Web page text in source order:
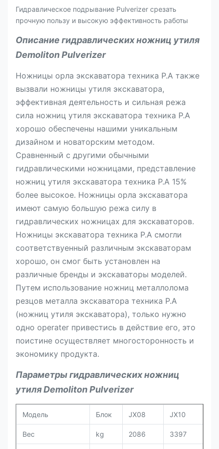
Гидравлическое подрывание Pulverizer срезать
прочную пользу и высокую эффективность работы
Описание гидравлических ножниц утиля
Demoliton Pulverizer
Ножницы орла экскаватора техника P.A также
вызвали ножницы утиля экскаватора,
эффективная деятельность и сильная режа
сила ножниц утиля экскаватора техника P.A
хорошо обеспечены нашими уникальным
дизайном и новаторским методом.
Сравненный с другими обычными
гидравлическими ножницами, представление
ножниц утиля экскаватора техника P.A 15%
более высокое. Ножницы орла экскаватора
имеют самую большую режа силу в
гидравлических ножницах для экскаваторов.
Ножницы экскаватора техника P.A смогли
соответствуенный различным экскаваторам
хорошо, он смог быть установлен на
различные бренды и экскаваторы моделей.
Путем использование ножниц металлолома
резцов металла экскаватора техника P.A
(ножниц утиля экскаватора), только нужно
одно operater привестись в действие его, это
поистине осуществляет многосторонность и
экономику продукта.
Параметры гидравлических ножниц
утиля Demoliton Pulverizer
Модель Блок JX08 JX10
Вес kg 2086 3397